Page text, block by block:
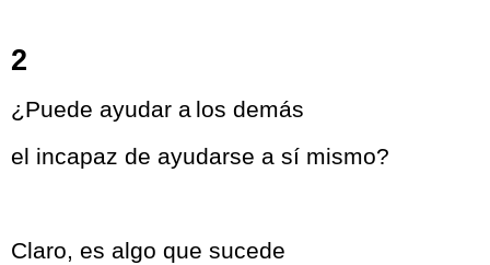
2
¿Puede ayudar a los demás
el incapaz de ayudarse a sí mismo?
Claro, es algo que sucede